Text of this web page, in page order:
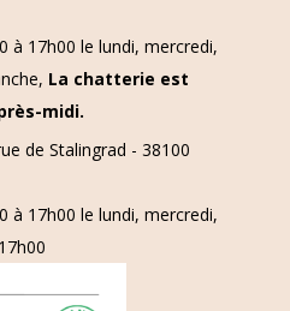
à 17h00 le lundi, mercredi,
La chatterie est
midi.
de Stalingrad - 38100
à 17h00 le lundi, mercredi,